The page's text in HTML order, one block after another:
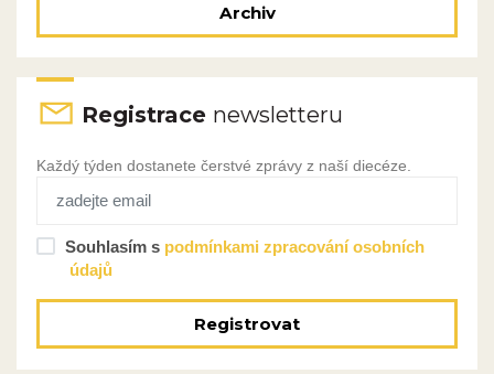
Archiv
Registrace newsletteru
Každý týden dostanete čerstvé zprávy z naší diecéze.
Souhlasím s podmínkami zpracování osobních
údajů
Registrovat